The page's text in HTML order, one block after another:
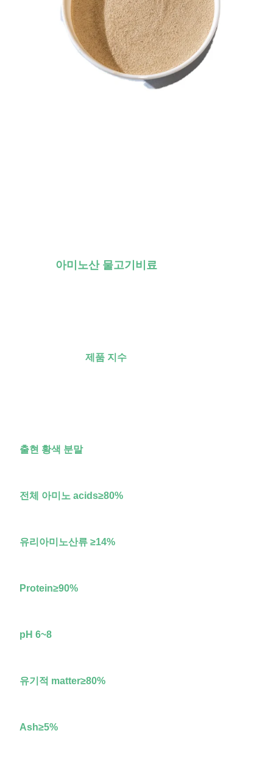
아미노산 물고기비료
제품 지수
출현 황색 분말
전체 아미노 acids≥80%
유리아미노산류 ≥14%
Protein≥90%
pH 6~8
유기적 matter≥80%
Ash≥5%